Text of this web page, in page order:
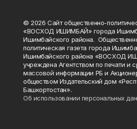
© 2026 Сайт общественно-
«ВОСХОД ИШИМБАЙ» города
Ишимбайского района.
политическая газета города
Ишимбайского района «ВОСХОД
учреждена Агентством по печати и
массовой информации РБ и
обществом Издательский дом
Башкортостан».
Об использовании персональных